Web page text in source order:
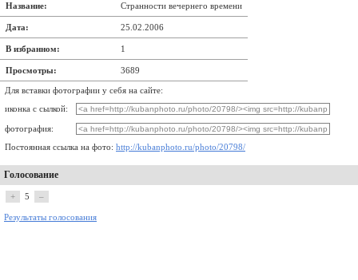
Название: Странности вечернего времени
Дата: 25.02.2006
В избранном: 1
Просмотры: 3689
Для вставки фотографии у себя на сайте:
иконка с сылкой:
фотография:
Постоянная ссылка на фото: http://kubanphoto.ru/photo/20798/
Голосование
+ 5 –
Результаты голосования